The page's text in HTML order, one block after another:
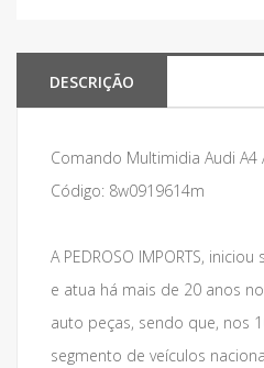
DESCRIÇÃO
Comando Multimidia Audi
Código: 8w0919614m
A PEDROSO IMPORTS,
e atua há mais de 20 anos
auto peças, sendo que, nos
segmento de veículos